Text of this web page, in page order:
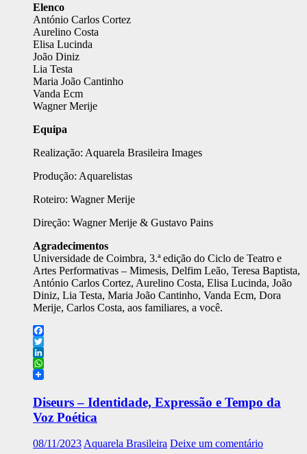
Elenco
António Carlos Cortez
Aurelino Costa
Elisa Lucinda
João Diniz
Lia Testa
Maria João Cantinho
Vanda Ecm
Wagner Merije
Equipa
Realização: Aquarela Brasileira Images
Produção: Aquarelistas
Roteiro: Wagner Merije
Direção: Wagner Merije & Gustavo Pains
Agradecimentos
Universidade de Coimbra, 3.ª edição do Ciclo de Teatro e
Artes Performativas – Mimesis, Delfim Leão, Teresa Baptista,
António Carlos Cortez, Aurelino Costa, Elisa Lucinda, João
Diniz, Lia Testa, Maria João Cantinho, Vanda Ecm, Dora
Merije, Carlos Costa, aos familiares, a você.
Facebook
Twitter
LinkedIn
WhatsApp
Diseurs – Identidade, Expressão e Tempo da
Voz Poética
08/11/2023 Aquarela Brasileira Deixe um comentário